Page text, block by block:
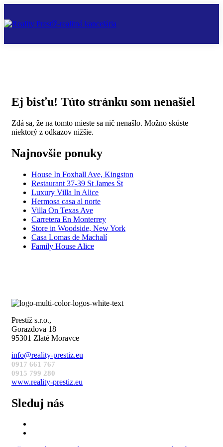
Ej bisťu! Túto stránku som nenašiel
Zdá sa, že na tomto mieste sa nič nenašlo. Možno skúste
niektorý z odkazov nižšie.
Najnovšie ponuky
House In Foxhall Ave, Kingston
Restaurant 37-39 St James St
Luxury Villa In Alice
Hermosa casa al norte
Villa On Texas Ave
Carretera En Monterrey
Store in Woodside, New York
Casa Lomas de Machalí
Family House Alice
Prestíž s.r.o.,
Gorazdova 18
95301 Zlaté Moravce
info@reality-prestiz.eu
0917 661 767
0915 799 280
www.reality-prestiz.eu
Sleduj nás